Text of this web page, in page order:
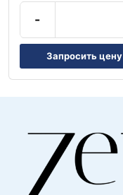
-
Запросить цену